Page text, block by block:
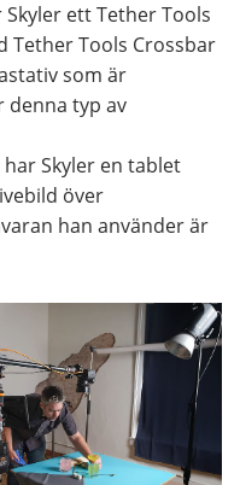
ett Tether Tools
Tether Tools Crossbar
som är
denna typ av
Skyler en tablet
över
han använder är